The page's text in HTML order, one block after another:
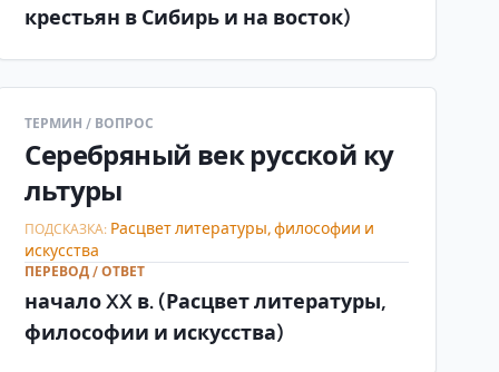
крестьян в Сибирь и на восток)
ТЕРМИН / ВОПРОС
Серебряный век русской ку
льтуры
ПОДСКАЗКА: Расцвет литературы, философии и
искусства
ПЕРЕВОД / ОТВЕТ
начало XX в. (Расцвет литературы,
философии и искусства)